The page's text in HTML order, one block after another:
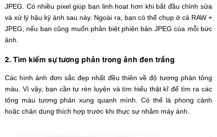
JPEG. Có nhiều pixel giúp bạn linh hoạt hơn khi bắt đầu chỉnh sửa
và xử lý hậu kỳ ảnh sau này. Ngoài ra, bạn có thể chụp ở cả RAW +
JPEG, nếu bạn cũng muốn phân biệt phiên bản JPEG của mỗi bức
ảnh.
2. Tìm kiếm sự tương phản trong ảnh đen trắng
Các hình ảnh đơn sắc đẹp nhất đều thiên về độ tương phản tông
màu. Vì vậy, bạn cần tự rèn luyện và tìm hiểu thật kĩ để tìm ra các
tông màu tương phản xung quanh mình. Có thể là phong cảnh
hoặc chân dung thích hợp trước khi thực sự nhắm máy ảnh.